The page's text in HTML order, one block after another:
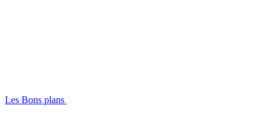
Les Bons plans